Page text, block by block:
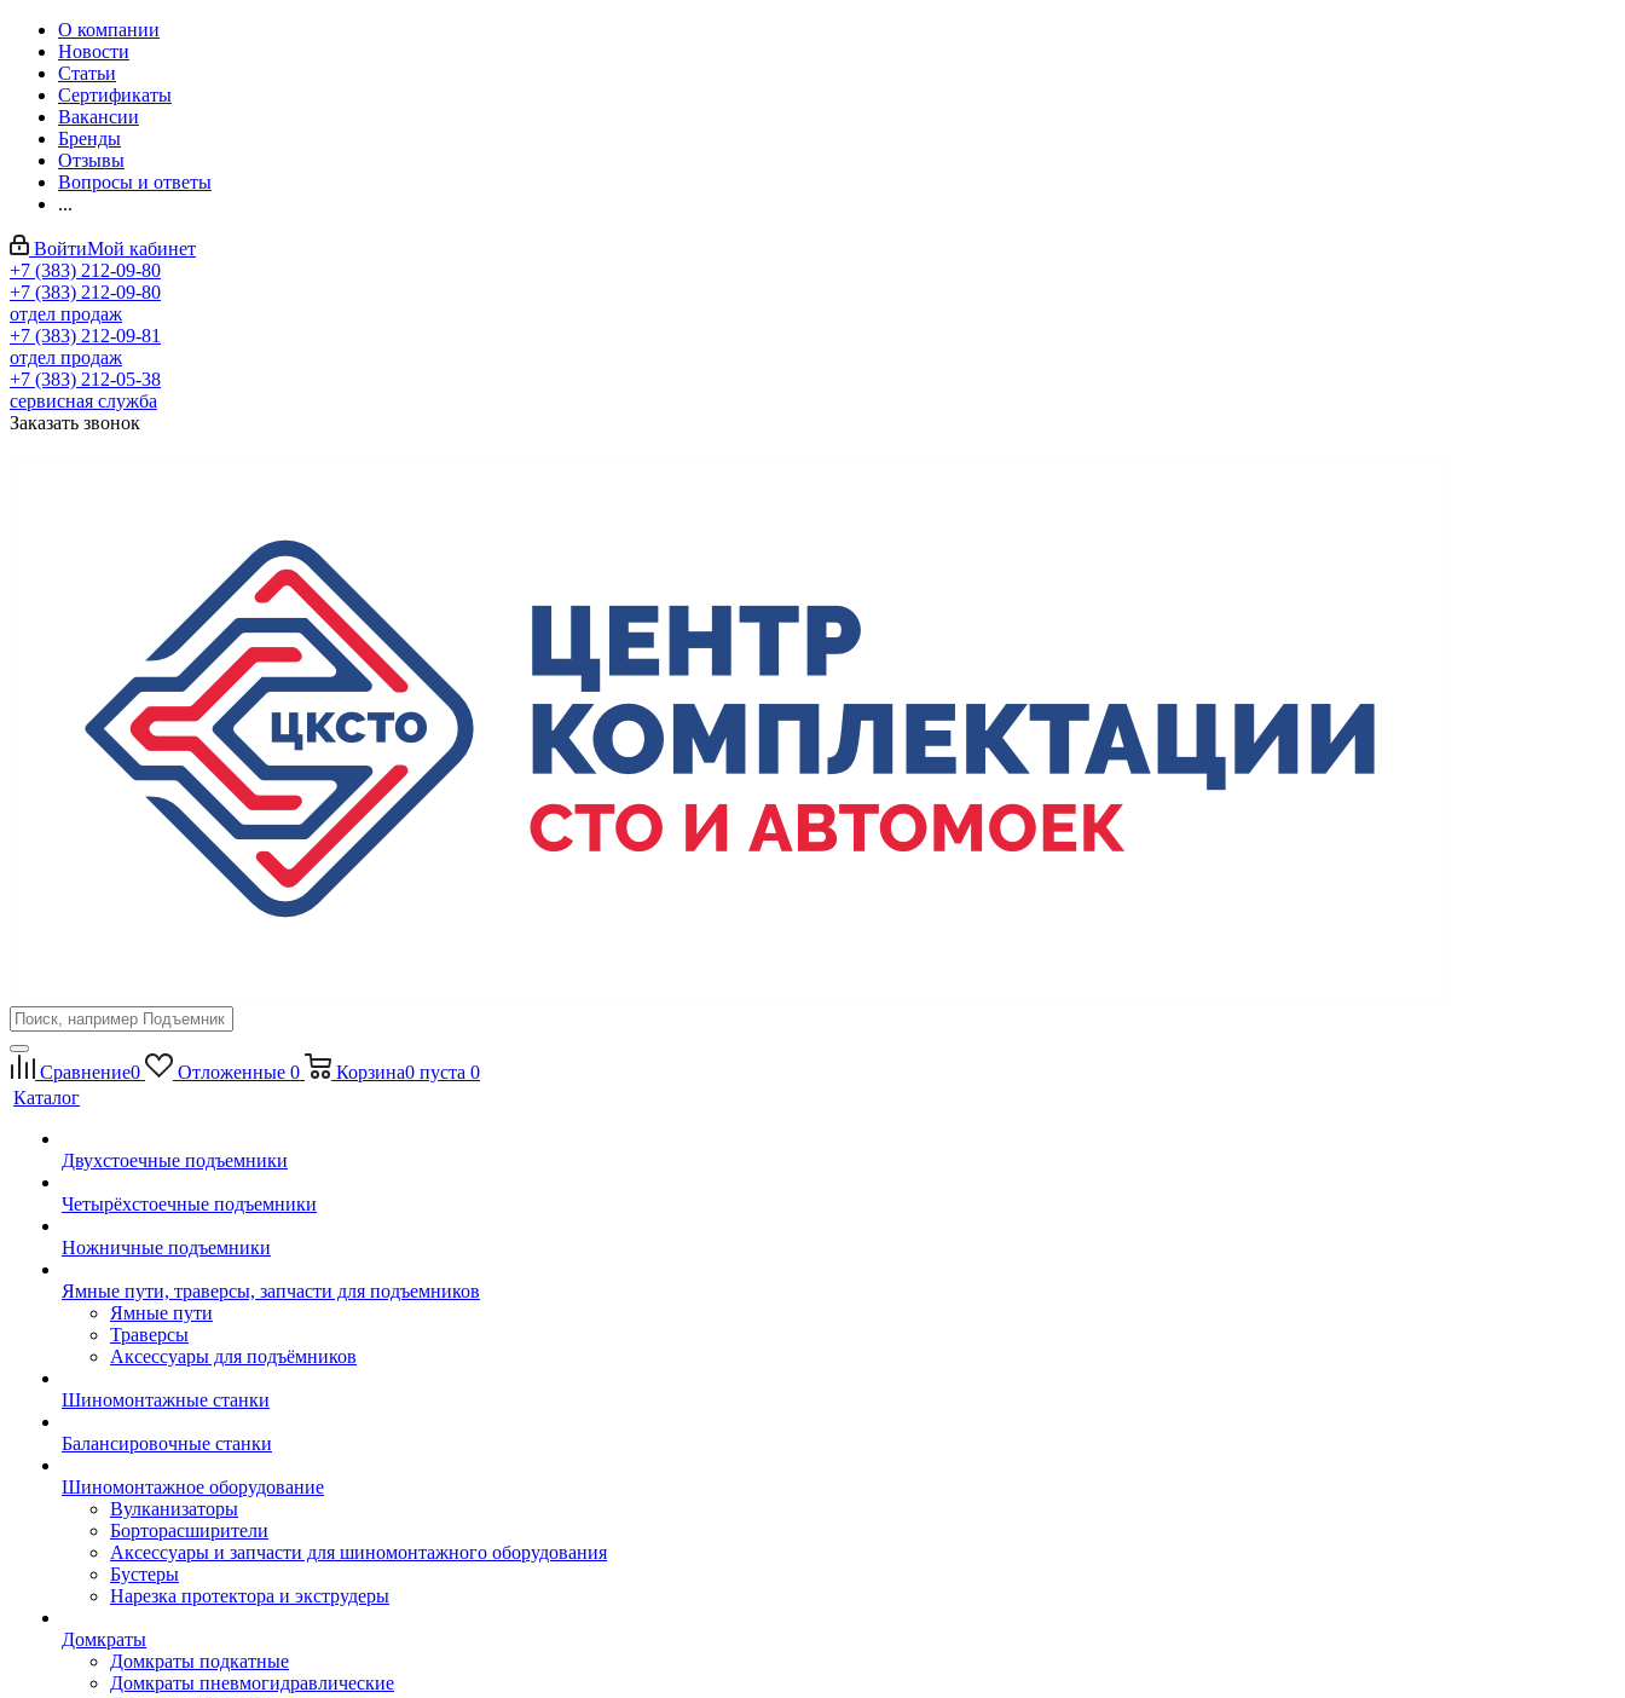
О компании
Новости
Статьи
Сертификаты
Вакансии
Бренды
Отзывы
Вопросы и ответы
...
ВойтиМой кабинет
+7 (383) 212-09-80
+7 (383) 212-09-80
отдел продаж
+7 (383) 212-09-81
отдел продаж
+7 (383) 212-05-38
сервисная служба
Заказать звонок
Сравнение0 Отложенные 0 Корзина0 пуста 0
Каталог
Двухстоечные подъемники
Четырёхстоечные подъемники
Ножничные подъемники
Ямные пути, траверсы, запчасти для подъемников
Ямные пути
Траверсы
Аксессуары для подъёмников
Шиномонтажные станки
Балансировочные станки
Шиномонтажное оборудование
Вулканизаторы
Борторасширители
Аксессуары и запчасти для шиномонтажного оборудования
Бустеры
Нарезка протектора и экструдеры
Домкраты
Домкраты подкатные
Домкраты пневмогидравлические